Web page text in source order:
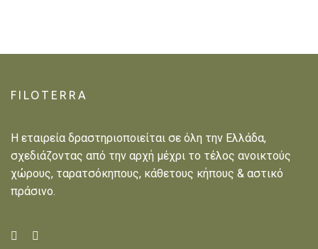
FILOTERRA
Η εταιρεία δραστηριοποιείται σε όλη την Ελλάδα,
σχεδιάζοντας από την αρχή μέχρι το τέλος ανοικτούς
χώρους, ταρατσόκηπους, κάθετους κήπους & αστικό
πράσινο.